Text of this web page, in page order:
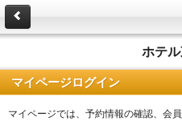
ホテ
マイページログイン
マイページでは、予約情報の確認、会